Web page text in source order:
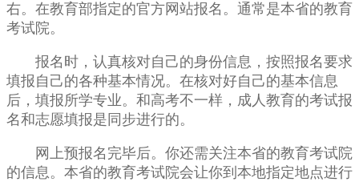
右。在教育部指定的官方网站报名。通常是本省的教育
考试院。
报名时，认真核对自己的身份信息 ，按照报名要求
填报自己的各种基本情况。在核对好自己的基本信息
后，填报所学专业。和高考不一样，成人教育的考试报
名和志愿填报是同步进行的。
网上预报名完毕后。你还需关注本省的教育考试院
的信息。本省的教育考试院会让你到本地指定地点进行